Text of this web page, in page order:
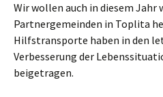
Wir wollen auch in diesem Jahr
Partnergemeinden in Toplita
Hilfstransporte haben in den
Verbesserung der
beigetragen.